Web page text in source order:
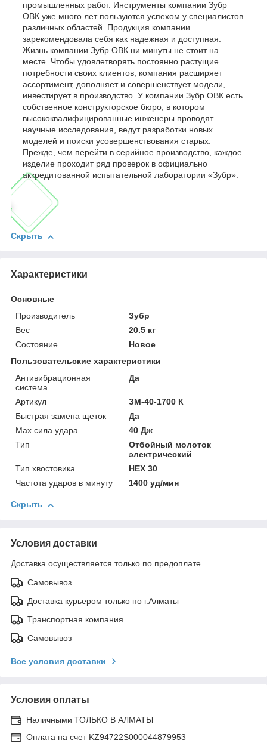
промышленных работ. Инструменты компании Зубр
ОВК уже много лет пользуются успехом у специалистов
различных областей. Продукция компании
зарекомендовала себя как надежная и доступная.
Жизнь компании Зубр ОВК ни минуты не стоит на
месте. Чтобы удовлетворять постоянно растущие
потребности своих клиентов, компания расширяет
ассортимент, дополняет и совершенствует модели,
инвестирует в производство. У компании Зубр ОВК есть
собственное конструкторское бюро, в котором
высококвалифицированные инженеры проводят
научные исследования, ведут разработки новых
моделей и поиски усовершенствования старых.
Прежде, чем перейти в серийное производство, каждое
изделие проходит ряд проверок в официально
аккредитованной испытательной лаборатории «Зубр».
Скрыть
Характеристики
Основные
Производитель
Зубр
Вес
20.5 кг
Состояние
Новое
Пользовательские характеристики
Антивибрационная
система
Да
Артикул
ЗМ-40-1700 К
Быстрая замена щеток
Да
Мах сила удара
40 Дж
Тип
Отбойный молоток
электрический
Тип хвостовика
HEX 30
Частота ударов в минуту
1400 уд/мин
Скрыть
Условия доставки
Доставка осуществляется только по предоплате.
Самовывоз
Доставка курьером только по г.Алматы
Транспортная компания
Самовывоз
Все условия доставки
Условия оплаты
Наличными ТОЛЬКО В АЛМАТЫ
Оплата на счет KZ94722S000044879953